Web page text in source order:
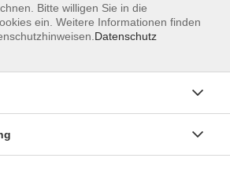
Bitte willigen Sie in die
ein. Weitere Informationen finden
Datenschutz